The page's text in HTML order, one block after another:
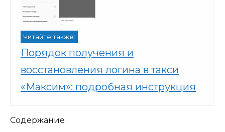
Читайте также:
Порядок получения и
восстановления логина в такси
«Максим»: подробная инструкция
Содержание